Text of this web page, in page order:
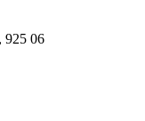
925 06